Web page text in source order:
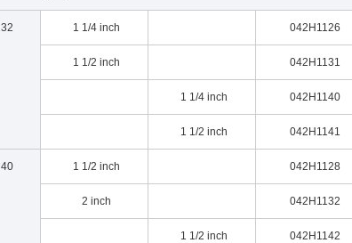
1 1/4 inch 042H1126
1 1/2 inch 042H1131
1 1/4 inch 042H1140
1 1/2 inch 042H1141
40 1 1/2 inch 042H1128
2 inch 042H1132
1 1/2 inch 042H1142